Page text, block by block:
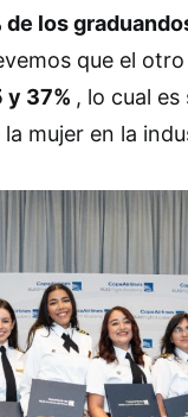
de los
que el
y 37% , lo cual
mujer en la